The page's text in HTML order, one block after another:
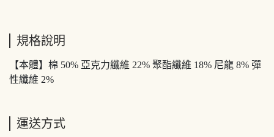
規格說明
【本體】棉 50% 亞克力纖維 22% 聚酯纖維 18% 尼龍 8% 彈
性纖維 2%
運送方式